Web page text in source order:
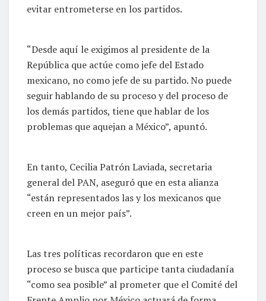
evitar entrometerse en los partidos.
“Desde aquí le exigimos al presidente de la
República que actúe como jefe del Estado
mexicano, no como jefe de su partido. No puede
seguir hablando de su proceso y del proceso de
los demás partidos, tiene que hablar de los
problemas que aquejan a México”, apuntó.
En tanto, Cecilia Patrón Laviada, secretaria
general del PAN, aseguró que en esta alianza
“están representados las y los mexicanos que
creen en un mejor país”.
Las tres políticas recordaron que en este
proceso se busca que participe tanta ciudadanía
“como sea posible” al prometer que el Comité del